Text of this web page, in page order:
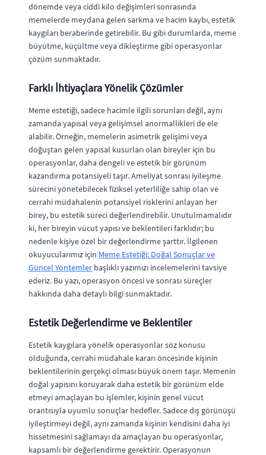
dönemde veya ciddi kilo değişimleri sonrasında
memelerde meydana gelen sarkma ve hacim kaybı, estetik
kaygıları beraberinde getirebilir. Bu gibi durumlarda, meme
büyütme, küçültme veya dikleştirme gibi operasyonlar
çözüm sunmaktadır.
Farklı İhtiyaçlara Yönelik Çözümler
Meme estetiği, sadece hacimle ilgili sorunları değil, aynı
zamanda yapısal veya gelişimsel anormallikleri de ele
alabilir. Örneğin, memelerin asimetrik gelişimi veya
doğuştan gelen yapısal kusurları olan bireyler için bu
operasyonlar, daha dengeli ve estetik bir görünüm
kazandırma potansiyeli taşır. Ameliyat sonrası iyileşme
sürecini yönetebilecek fiziksel yeterliliğe sahip olan ve
cerrahi müdahalenin potansiyel risklerini anlayan her
birey, bu estetik süreci değerlendirebilir. Unutulmamalıdır
ki, her bireyin vücut yapısı ve beklentileri farklıdır; bu
nedenle kişiye özel bir değerlendirme şarttır. İlgilenen
okuyucularımız için Meme Estetiği: Doğal Sonuçlar ve
Güncel Yöntemler başlıklı yazımızı incelemelerini tavsiye
ederiz. Bu yazı, operasyon öncesi ve sonrası süreçler
hakkında daha detaylı bilgi sunmaktadır.
Estetik Değerlendirme ve Beklentiler
Estetik kaygılara yönelik operasyonlar söz konusu
olduğunda, cerrahi müdahale kararı öncesinde kişinin
beklentilerinin gerçekçi olması büyük önem taşır. Memenin
doğal yapısını koruyarak daha estetik bir görünüm elde
etmeyi amaçlayan bu işlemler, kişinin genel vücut
orantısıyla uyumlu sonuçlar hedefler. Sadece dış görünüşü
iyileştirmeyi değil, aynı zamanda kişinin kendisini daha iyi
hissetmesini sağlamayı da amaçlayan bu operasyonlar,
kapsamlı bir değerlendirme gerektirir. Operasyonun